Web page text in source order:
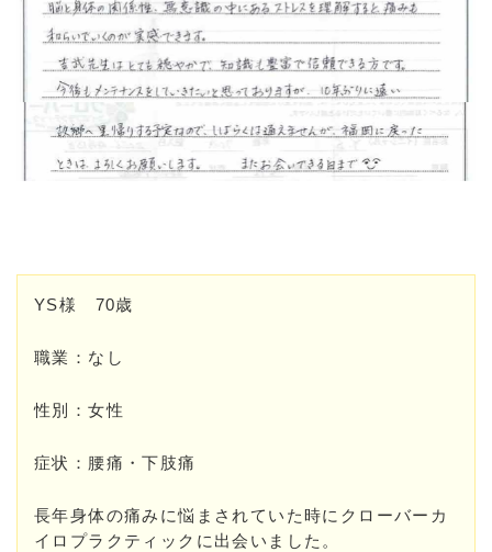
YS様 70歳
職業：なし
性別：女性
症状：腰痛・下肢痛
長年身体の痛みに悩まされていた時にクローバーカ
イロプラクティックに出会いました。